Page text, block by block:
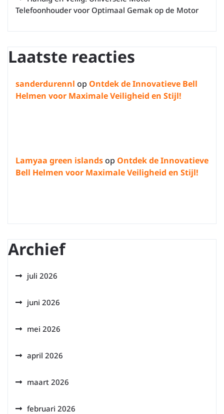
Telefoonhouder voor Optimaal Gemak op de Motor
Laatste reacties
sanderdurennl op Ontdek de Innovatieve Bell
Helmen voor Maximale Veiligheid en Stijl!
Lamyaa green islandsop Ontdek de Innovatieve
Bell Helmen voor Maximale Veiligheid en Stijl!
Archief
juli 2026
juni 2026
mei 2026
april 2026
maart 2026
februari 2026